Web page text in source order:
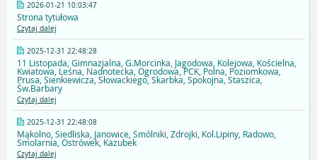
2026-01-21 10:03:47
Strona tytułowa
Czytaj dalej
2025-12-31 22:48:28
11 Listopada, Gimnazjalna, G.Morcinka, Jagodowa, Kolejowa, Kościelna,
Kwiatowa, Leśna, Nadnotecka, Ogrodowa, PCK, Polna, Poziomkowa,
Prusa, Sienkiewicza, Słowackiego, Skarbka, Spokojna, Staszica,
Św.Barbary
Czytaj dalej
2025-12-31 22:48:08
Mąkolno, Siedliska, Janowice, Smólniki, Zdrojki, Kol.Lipiny, Radowo,
Smolarnia, Ostrówek, Kazubek
Czytaj dalej